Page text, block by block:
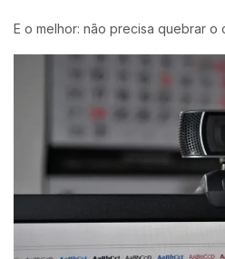
E o melhor: não precisa quebrar o